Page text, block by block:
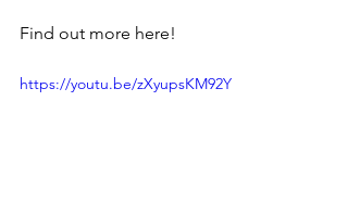
Find out more here!
https://youtu.be/zXyupsKM92Y